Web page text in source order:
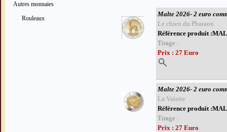
Autres monnaies
Rouleaux
Malte 2026- 2 euro
Le chien du Pharaon
Référence produit
Tirage :
Prix : 27 Euro
Malte 2026- 2 euro
La Valette
Référence produit
Tirage :
Prix : 27 Euro